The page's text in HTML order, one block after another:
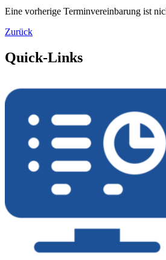
Eine vorherige Terminvereinbarung ist
Zurück
Quick-Links